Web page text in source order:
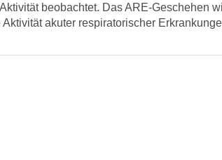
beobachtet. Das ARE-Geschehen
akuter respiratorischer